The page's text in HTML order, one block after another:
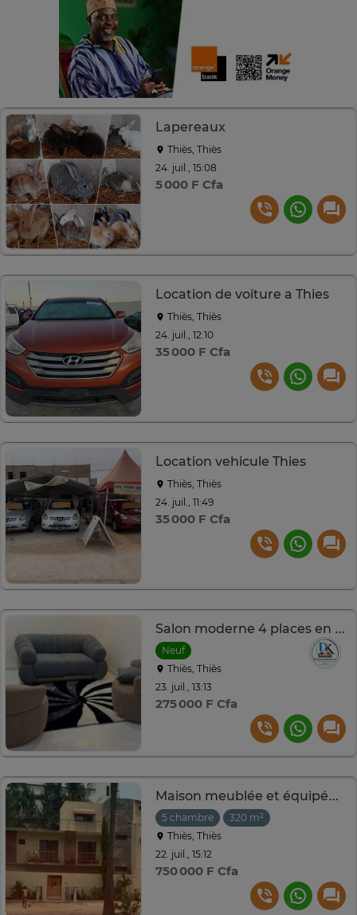
Lapereaux
Thiès, Thiès
24. juil., 15:08
5 000 F Cfa
Location de voiture a Thies
Thiès, Thiès
24. juil., 12:10
35 000 F Cfa
Location vehicule Thies
Thiès, Thiès
24. juil., 11:49
35 000 F Cfa
Salon moderne 4 places en tissu
Neuf
Thiès, Thiès
23. juil., 13:13
275 000 F Cfa
Maison meublée et équipée à THIES 5ch-2 salons
5 chambre
320 m²
Thiès, Thiès
22. juil., 15:12
750 000 F Cfa